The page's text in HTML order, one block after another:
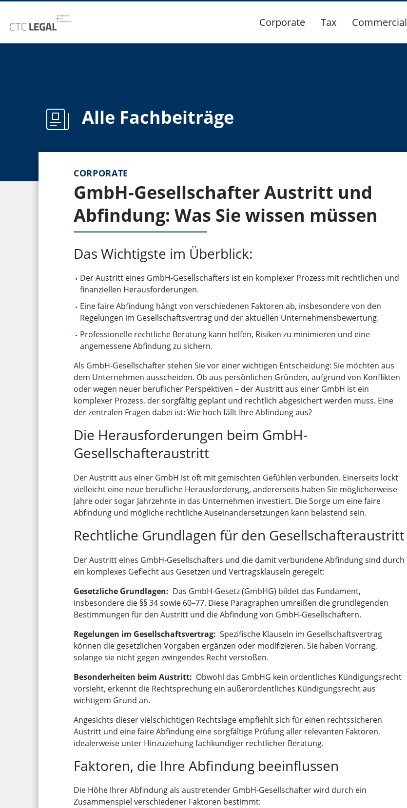
Corporate Tax Commercial
Alle Fachbeiträge
CORPORATE
GmbH-Gesellschafter Austritt und
Abfindung: Was Sie wissen müssen
Das Wichtigste im Überblick:
Der Austritt eines GmbH-Gesellschafters ist ein komplexer Prozess mit rechtlichen und
finanziellen Herausforderungen.
Eine faire Abfindung hängt von verschiedenen Faktoren ab, insbesondere von den
Regelungen im Gesellschaftsvertrag und der aktuellen Unternehmensbewertung.
Professionelle rechtliche Beratung kann helfen, Risiken zu minimieren und eine
angemessene Abfindung zu sichern.
Als GmbH-Gesellschafter stehen Sie vor einer wichtigen Entscheidung: Sie möchten aus
dem Unternehmen ausscheiden. Ob aus persönlichen Gründen, aufgrund von Konflikten
oder wegen neuer beruflicher Perspektiven – der Austritt aus einer GmbH ist ein
komplexer Prozess, der sorgfältig geplant und rechtlich abgesichert werden muss. Eine
der zentralen Fragen dabei ist: Wie hoch fällt Ihre Abfindung aus?
Die Herausforderungen beim GmbH-
Gesellschafteraustritt
Der Austritt aus einer GmbH ist oft mit gemischten Gefühlen verbunden. Einerseits lockt
vielleicht eine neue berufliche Herausforderung, andererseits haben Sie möglicherweise
Jahre oder sogar Jahrzehnte in das Unternehmen investiert. Die Sorge um eine faire
Abfindung und mögliche rechtliche Auseinandersetzungen kann belastend sein.
Rechtliche Grundlagen für den Gesellschafteraustritt
Der Austritt eines GmbH-Gesellschafters und die damit verbundene Abfindung sind durch
ein komplexes Geflecht aus Gesetzen und Vertragsklauseln geregelt:
Gesetzliche Grundlagen: Das GmbH-Gesetz (GmbHG) bildet das Fundament,
insbesondere die §§ 34 sowie 60–77. Diese Paragraphen umreißen die grundlegenden
Bestimmungen für den Austritt und die Abfindung von GmbH-Gesellschaftern.
Regelungen im Gesellschaftsvertrag: Spezifische Klauseln im Gesellschaftsvertrag
können die gesetzlichen Vorgaben ergänzen oder modifizieren. Sie haben Vorrang,
solange sie nicht gegen zwingendes Recht verstoßen.
Besonderheiten beim Austritt: Obwohl das GmbHG kein ordentliches Kündigungsrecht
vorsieht, erkennt die Rechtsprechung ein außerordentliches Kündigungsrecht aus
wichtigem Grund an.
Angesichts dieser vielschichtigen Rechtslage empfiehlt sich für einen rechtssicheren
Austritt und eine faire Abfindung eine sorgfältige Prüfung aller relevanten Faktoren,
idealerweise unter Hinzuziehung fachkundiger rechtlicher Beratung.
Faktoren, die Ihre Abfindung beeinflussen
Die Höhe Ihrer Abfindung als austretender GmbH-Gesellschafter wird durch ein
Zusammenspiel verschiedener Faktoren bestimmt: